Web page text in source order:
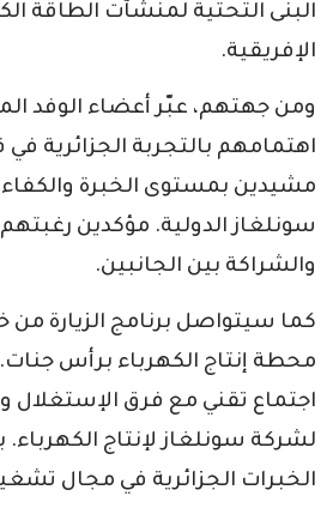
البنى التحتية لمنشآت الطاقة
الإفريقية.
ومن جهتهم، عبّر أعضاء الوفد
اهتمامهم بالتجربة الجزائرية
مشيدين بمستوى الخبرة
سونلغاز الدولية. مؤكدين
والشراكة بين الجانبين.
كما سيتواصل برنامج الزيارة من
محطة إنتاج الكهرباء برأس
اجتماع تقني مع فرق الإستغلال
لشركة سونلغاز لإنتاج
الخبرات الجزائرية في مجال